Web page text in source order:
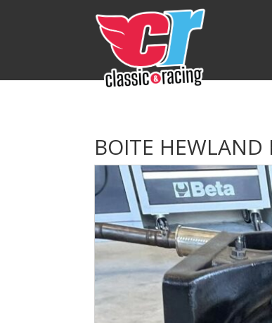
BOITE HEWLAND